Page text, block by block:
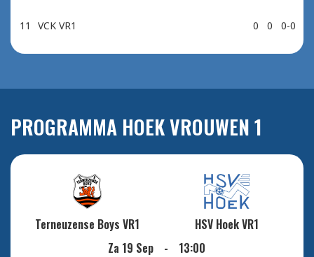
11 VCK VR1 0 0 0-0
PROGRAMMA HOEK VROUWEN 1
Za 19 Sep - 13:00
Terneuzense Boys VR1 HSV Hoek VR1